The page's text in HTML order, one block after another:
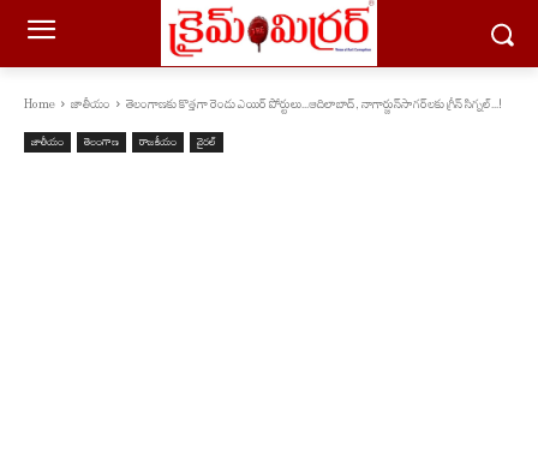
Home జాతీయం తెలంగాణ‌కు కొత్త‌గా రెండు ఎయిర్ పోర్టులు...ఆదిలాబాద్‌, నాగార్జున్‌సాగ‌ర్‌ల‌కు గ్రీన్ సిగ్న‌ల్...!
జాతీయం తెలంగాణ రాజకీయం వైరల్